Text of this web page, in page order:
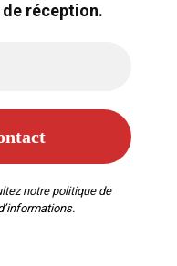
réception.
notrepolitique de